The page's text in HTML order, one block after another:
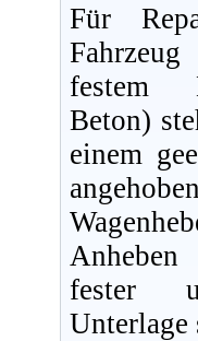
Für
festem
Beton)
einem
fester
Unterlage